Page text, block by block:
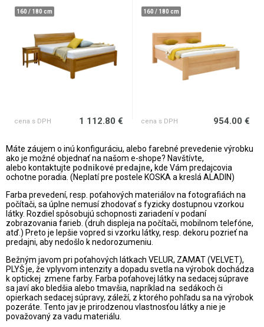
160 / 180 cm
cena s DPH 1 112.80 €
160 / 180 cm
cena s DPH 954.00 €
Máte záujem o inú konfiguráciu, alebo farebné prevedenie výrobku
ako je možné objednať na našom e-shope? Navštívte,
alebo kontaktujte podnikové predajne, kde Vám predajcovia
ochotne poradia. (Neplatí pre postele KOSKA a kreslá ALADIN)
Farba prevedení, resp. poťahových materiálov na fotografiách na
počítači, sa úplne nemusí zhodovať s fyzicky dostupnou vzorkou
látky. Rozdiel spôsobujú schopnosti zariadení v podaní
zobrazovania farieb. (druh displeja na počítači, mobilnom telefóne,
atď.) Preto je lepšie vopred si vzorku látky, resp. dekoru pozrieť na
predajni, aby nedošlo k nedorozumeniu.
Bežným javom pri poťahových látkach VELUR, ZAMAT (VELVET),
PLYŠ je, že vplyvom intenzity a dopadu svetla na výrobok dochádza
k optickej zmene farby. Farba poťahovej látky na sedacej súprave
sa javí ako bledšia alebo tmavšia, napríklad na sedákoch či
opierkach sedacej súpravy, záleží, z ktorého pohľadu sa na výrobok
pozeráte. Tento jav je prirodzenou vlastnosťou látky a nie je
považovaný za vadu materiálu.